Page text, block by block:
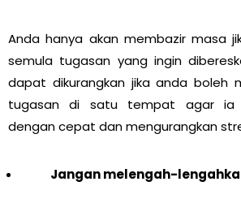
Anda hanya akan membazir masa
semula tugasan yang ingin
dapat dikurangkan jika anda boleh
tugasan di satu tempat agar ia
dengan cepat dan mengurangkan
Jangan melengah-